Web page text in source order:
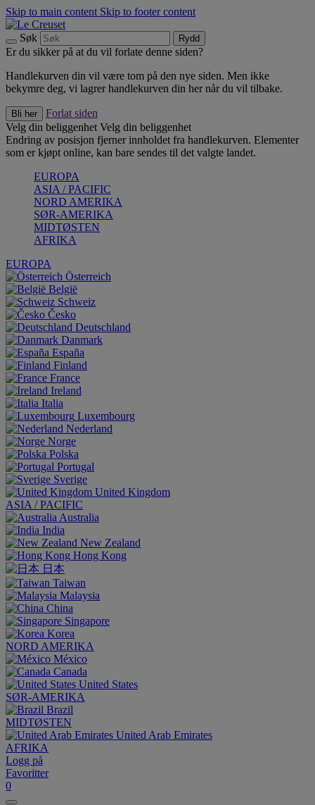
Skip to main content Skip to footer content
Søk Rydd
Er du sikker på at du vil forlate denne siden?
Handlekurven din vil være tom på den nye siden. Men ikke
bekymre deg, vi lagrer handlekurven din her når du vil tilbake.
Bli her
Forlat siden
Velg din beliggenhet Velg din beliggenhet
Endring av posisjon fjerner innholdet fra handlekurven. Elementer
som er kjøpt online, kan bare sendes til det valgte landet.
EUROPA
ASIA / PACIFIC
NORD AMERIKA
SØR-AMERIKA
MIDTØSTEN
AFRIKA
EUROPA
Österreich
België
Schweiz
Česko
Deutschland
Danmark
España
Finland
France
Ireland
Italia
Luxembourg
Nederland
Norge
Polska
Portugal
Sverige
United Kingdom
ASIA / PACIFIC
Australia
India
New Zealand
Hong Kong
日本
Taiwan
Malaysia
China
Singapore
Korea
NORD AMERIKA
México
Canada
United States
SØR-AMERIKA
Brazil
MIDTØSTEN
United Arab Emirates
AFRIKA
Logg på
Favoritter
0